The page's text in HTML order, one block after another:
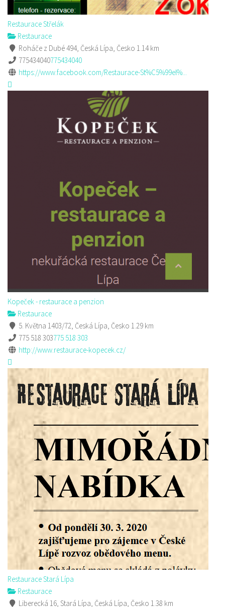
Restaurace Střelák
Restaurace
Roháče z Dubé 494, Česká Lípa, Česko 1.14 km
775434040775434040
https://www.facebook.com/Restaurace-St%C5%99el%...
Kopeček - restaurace a penzion
Restaurace
5. Května 1403/72, Česká Lípa, Česko 1.29 km
775 518 303775 518 303
http://www.restaurace-kopecek.cz/
Restaurace Stará Lípa
Restaurace
Liberecká 16, Stará Lípa, Česká Lípa, Česko 1.38 km